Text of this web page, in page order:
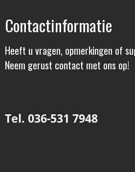
Contactinformatie
Heeft u vragen, opmerkingen of
Neem gerust contact met ons op!
Tel. 036-531 7948